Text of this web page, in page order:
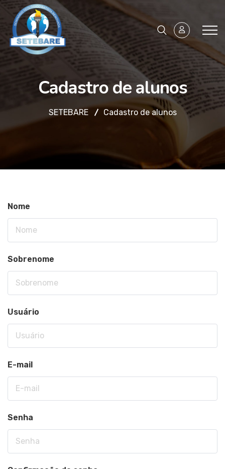
Cadastro de alunos
SETEBARE Cadastro de alunos
Nome
Sobrenome
Usuário
E-mail
Senha